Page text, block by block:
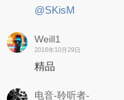
@SKisM
Weill1
2016年10月29日
精品
电音-聆听者-